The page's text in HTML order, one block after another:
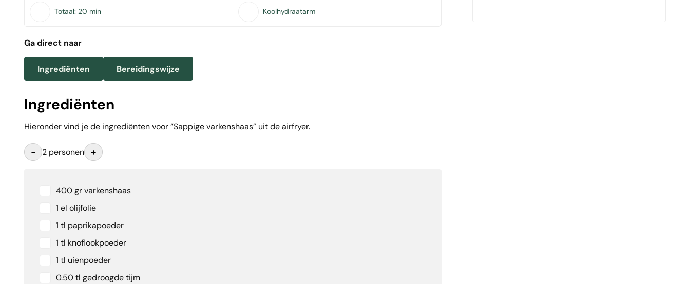
Totaal: 20 min Koolhydraatarm
Ga direct naar
Ingrediënten Bereidingswijze
Ingrediënten
Hieronder vind je de ingrediënten voor “Sappige varkenshaas” uit de airfryer.
- 2 personen +
400 gr varkenshaas
1 el olijfolie
1 tl paprikapoeder
1 tl knoflookpoeder
1 tl uienpoeder
0.50 tl gedroogde tijm